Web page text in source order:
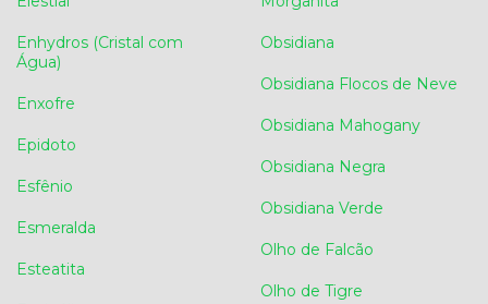
Enhydros (Cristal com
Água)
Enxofre
Epidoto
Esfênio
Esmeralda
Esteatita
Obsidiana
Obsidiana Flocos de Neve
Obsidiana Mahogany
Obsidiana Negra
Obsidiana Verde
Olho de Falcão
Olho de Tigre